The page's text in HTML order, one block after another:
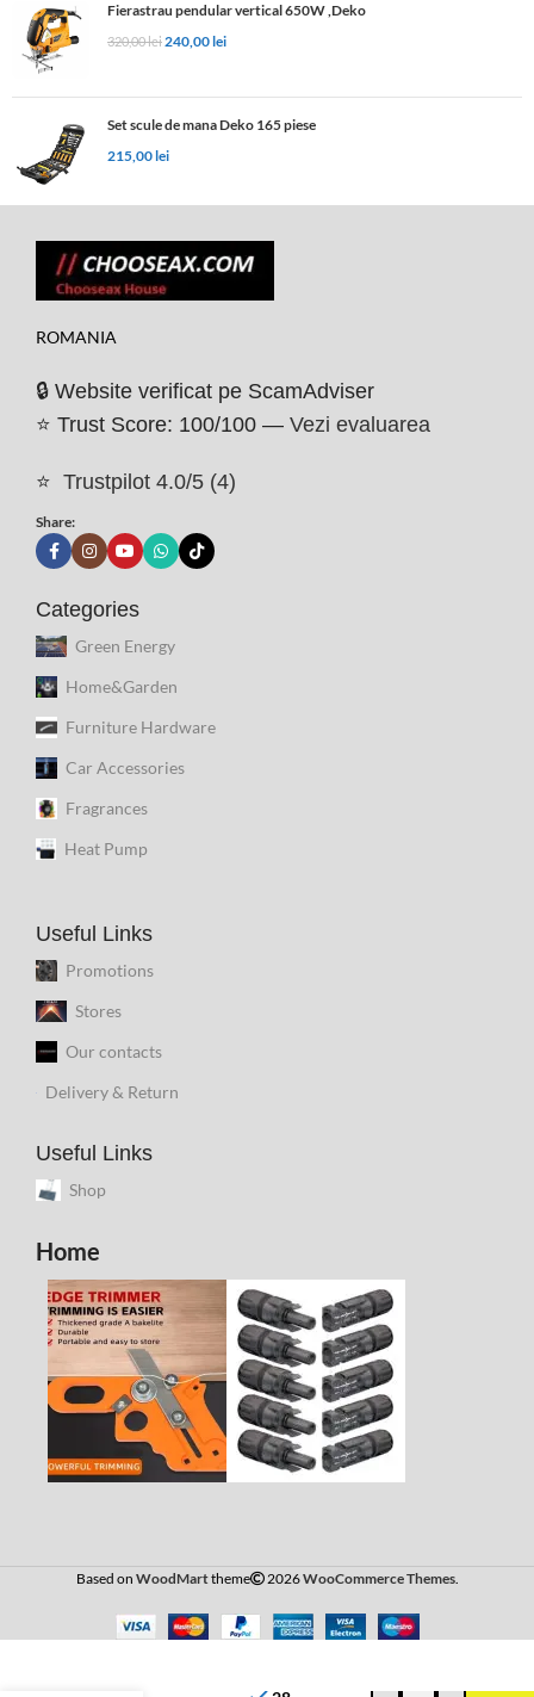
Fierastrau pendular vertical 650W ,Deko
320,00lei240,00lei
Set scule de mana Deko 165 piese
215,00lei
ROMANIA
🔒 Website verificat pe ScamAdviser
⭐ Trust Score: 100/100 — Vezi evaluarea
⭐ Trustpilot 4.0/5 (4)
Share:
Categories
Green Energy
Home&Garden
Furniture Hardware
Car Accessories
Fragrances
Heat Pump
Useful Links
Promotions
Stores
Our contacts
Delivery & Return
Useful Links
Shop
Home
Based on WoodMarttheme 2026WooCommerce Themes.